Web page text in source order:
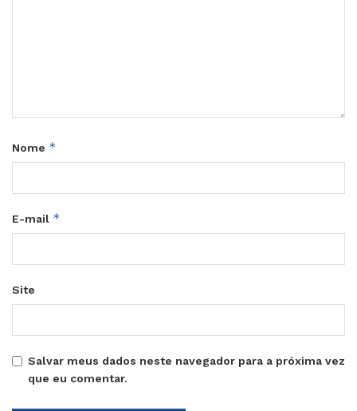
Nome *
E-mail *
Site
Salvar meus dados neste navegador para a próxima vez
que eu comentar.